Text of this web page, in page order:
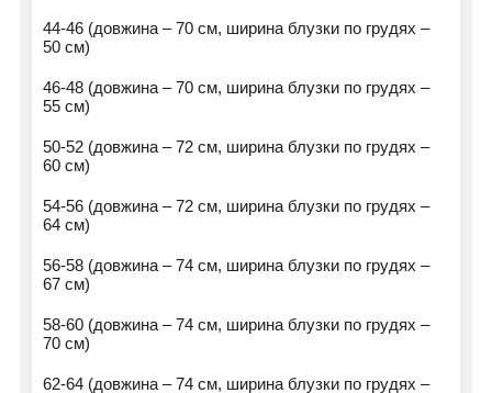
44-46 (довжина – 70 см, ширина блузки по грудях –
50 см)
46-48 (довжина – 70 см, ширина блузки по грудях –
55 см)
50-52 (довжина – 72 см, ширина блузки по грудях –
60 см)
54-56 (довжина – 72 см, ширина блузки по грудях –
64 см)
56-58 (довжина – 74 см, ширина блузки по грудях –
67 см)
58-60 (довжина – 74 см, ширина блузки по грудях –
70 см)
62-64 (довжина – 74 см, ширина блузки по грудях –